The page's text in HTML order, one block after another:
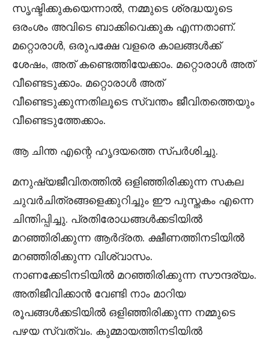
സൃഷ്ടിക്കുകയെന്നാൽ, നമ്മുടെ ശ്രദ്ധയുടെ
ഒരംശം അവിടെ ബാക്കിവെക്കുക എന്നതാണ്.
മറ്റൊരാൾ, ഒരുപക്ഷേ വളരെ കാലങ്ങൾക്ക്
ശേഷം, അത് കണ്ടെത്തിയേക്കാം. മറ്റൊരാൾ അത്
വീണ്ടെടുക്കാം. മറ്റൊരാൾ അത്
വീണ്ടെടുക്കുന്നതിലൂടെ സ്വന്തം ജീവിതത്തെയും
വീണ്ടെടുത്തേക്കാം.
ആ ചിന്ത എന്റെ ഹൃദയത്തെ സ്പർശിച്ചു.
മനുഷ്യജീവിതത്തിൽ ഒളിഞ്ഞിരിക്കുന്ന സകല
ചുവർചിത്രങ്ങളെക്കുറിച്ചും ഈ പുസ്തകം എന്നെ
ചിന്തിപ്പിച്ചു. പ്രതിരോധങ്ങൾക്കടിയിൽ
മറഞ്ഞിരിക്കുന്ന ആർദ്രത. ക്ഷീണത്തിനടിയിൽ
മറഞ്ഞിരിക്കുന്ന വിശ്വാസം.
നാണക്കേടിനടിയിൽ മറഞ്ഞിരിക്കുന്ന സൗന്ദര്യം.
അതിജീവിക്കാൻ വേണ്ടി നാം മാറിയ
രൂപങ്ങൾക്കടിയിൽ ഒളിഞ്ഞിരിക്കുന്ന നമ്മുടെ
പഴയ സ്വത്വം. കുമ്മായത്തിനടിയിൽ